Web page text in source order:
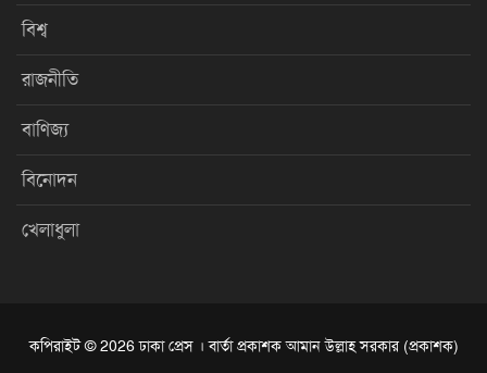
বিশ্ব
রাজনীতি
বাণিজ্য
বিনোদন
খেলাধুলা
কপিরাইট © 2026 ঢাকা প্রেস । বার্তা প্রকাশক আমান উল্লাহ সরকার (প্রকাশক)